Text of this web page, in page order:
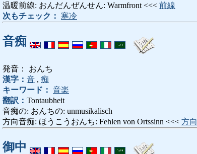
温暖前線: おんだんぜんせん: Warmfront <<< 前線
次もチェック：
寒冷
音痴
発音： おんち
漢字： 音 , 痴
キーワード： 音楽
翻訳： Tontaubheit
音痴の: おんちの: unmusikalisch
方向音痴: ほうこうおんち: Fehlen von Ortssinn <<< 方向
御中